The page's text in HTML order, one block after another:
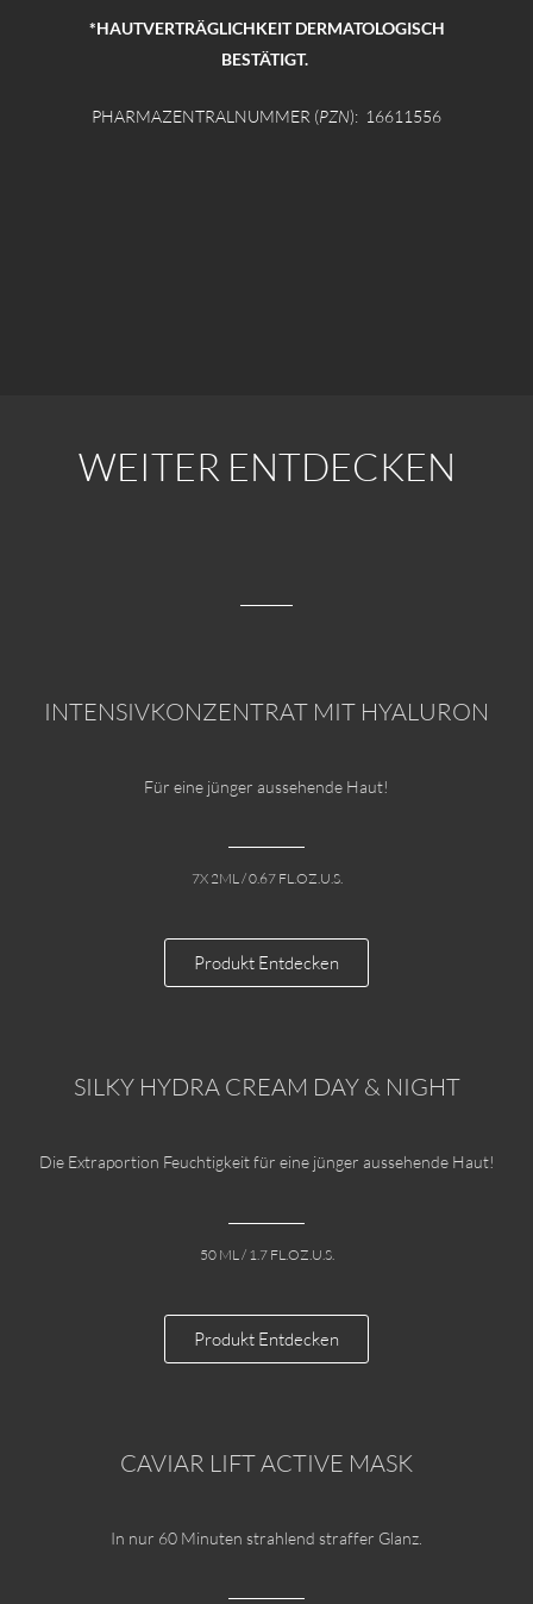
*HAUTVERTRÄGLICHKEIT DERMATOLOGISCH
BESTÄTIGT.
PHARMAZENTRALNUMMER (PZN): 16611556
WEITER ENTDECKEN
INTENSIVKONZENTRAT MIT HYALURON
Für eine jünger aussehende Haut!
7X 2ML / 0.67 FL.OZ.U.S.
Produkt Entdecken
SILKY HYDRA CREAM DAY & NIGHT
Die Extraportion Feuchtigkeit für eine jünger aussehende Haut!
50 ML / 1.7 FL.OZ.U.S.
Produkt Entdecken
CAVIAR LIFT ACTIVE MASK
In nur 60 Minuten strahlend straffer Glanz.